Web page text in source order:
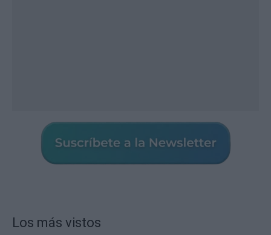
Los más vistos